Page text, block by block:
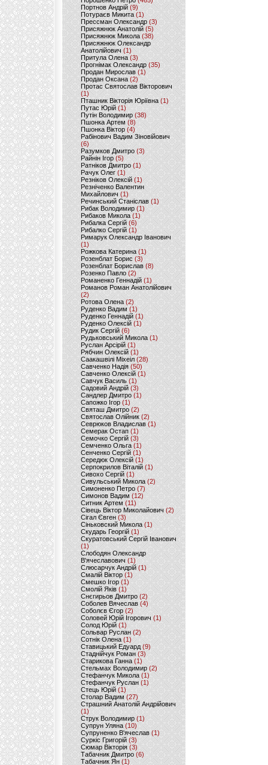
Портнов Андрій (9)
Потураєв Микита(1)
Прессман Олександр(3)
Присяжнюк Анатолій (5)
Присяжнюк Микола (38)
Присяжнюк Олександр
Анатолійович (1)
Притула Олена (3)
Прогнімак Олександр(35)
Продан Мирослав(1)
Продан Оксана (2)
Протас Святослав Вікторович
(1)
Пташник Вікторія Юріївна (1)
Путас Юрій (1)
Путін Володимир(38)
Пшонка Артем (8)
Пшонка Віктор(4)
Рабінович Вадим Зіновійович
(6)
Разумков Дмитро (3)
Райнін Ігор(5)
Ратніков Дмитро (1)
Рачук Олег (1)
Резніков Олексій(1)
Резніченко Валентин
Михайлович (1)
Речинський Станіслав (1)
Рибак Володимир(1)
Рибаков Микола(1)
Рибалка Сергій (6)
Рибалко Сергій (1)
Римарук Олександр Іванович
(1)
Рожкова Катерина(1)
Розенблат Борис (3)
Розенблат Борислав (8)
Розенко Павло (2)
Романенко Геннадій (1)
Романов Роман Анатолійович
(2)
Ротова Олена(2)
Руденко Вадим (1)
Руденко Геннадій (1)
Руденко Олексій(1)
Рудик Сергій(6)
Рудьковський Микола (1)
Руслан Арсірій(1)
Рябчин Олексій (1)
Саакашвілі Міхеіл(28)
Савченко Надія (50)
Савченко Олексій(1)
Савчук Василь (1)
Садовий Андрій (3)
Сандлер Дмитро(1)
Сапожко Ігор(1)
Святаш Дмитро (2)
Святослав Олійник (2)
Севрюков Владислав (1)
Семерак Остап (1)
Семочко Сергій (3)
Семченко Ольга (1)
Сенченко Сергій(1)
Середюк Олексій(1)
Серпокрилов Віталій(1)
Сивохо Сергій(1)
Сивульський Микола(2)
Симоненко Петро(7)
Симонов Вадим (12)
Ситник Артем(11)
Сівець Віктор Миколайович(2)
Сігал Євген (3)
Сіньковский Микола(1)
Скударь Георгій (1)
Скуратовський Сергій Іванович
(1)
Слободян Олександр
В'ячеславович(1)
Слюсарчук Андрій(1)
Смалій Віктор (1)
Смешко Ігор (1)
Смолій Яків (1)
Снєгирьов Дмитро (2)
Соболев Вячеслав (4)
Соболєв Єгор(2)
Соловей Юрій Ігорович (1)
Солод Юрій (1)
Сольвар Руслан (2)
Сотнік Олена(1)
Ставицький Едуард (9)
Стаднійчук Роман(3)
Старикова Ганна (1)
Стельмах Володимир(2)
Стефанчук Микола (1)
Стефанчук Руслан (1)
Стець Юрій (1)
Столар Вадим(27)
Страшний Анатолій Андрійович
(1)
Струк Володимир (1)
Супрун Уляна (10)
Супруненко В'ячеслав (1)
Суркіс Григорій (3)
Сюмар Вікторія (3)
Табачник Дмитро (6)
Табачник Ян(1)